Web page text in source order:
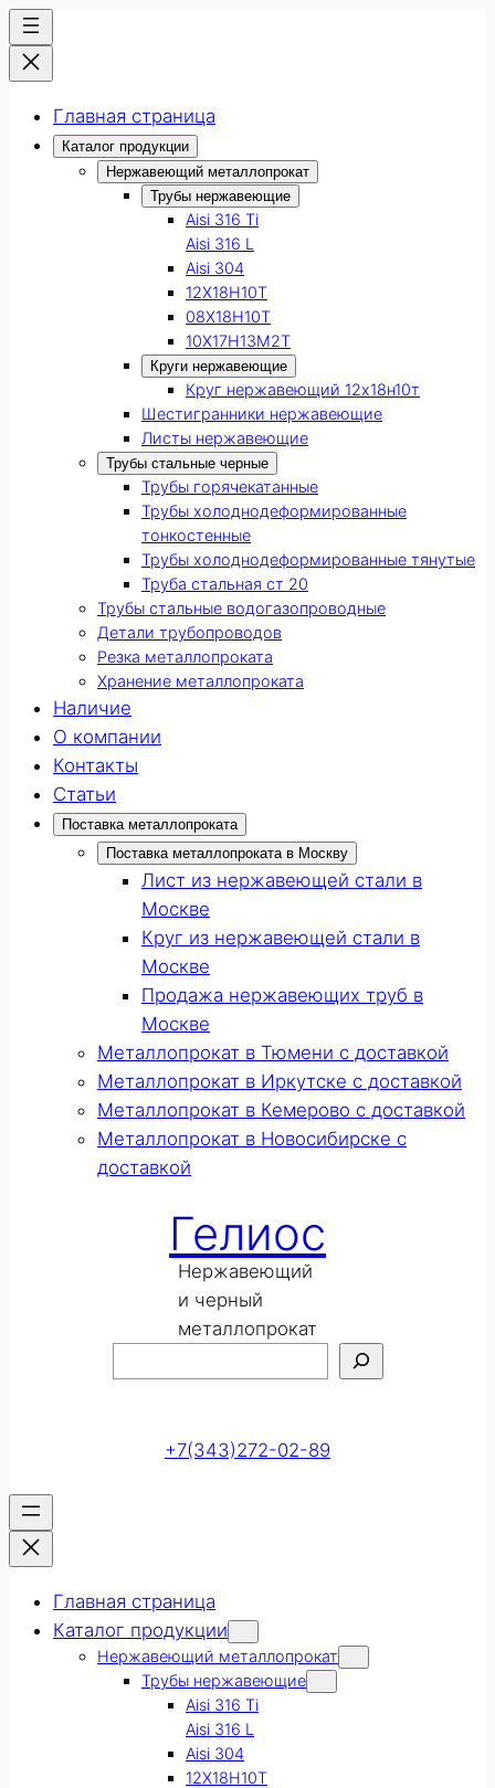
Главная страница
Каталог продукции
Нержавеющий металлопрокат
Трубы нержавеющие
Aisi 316 Ti
Aisi 316 L
Aisi 304
12Х18Н10Т
08Х18Н10Т
10Х17Н13М2Т
Круги нержавеющие
Круг нержавеющий 12х18н10т
Шестигранники нержавеющие
Листы нержавеющие
Трубы стальные черные
Трубы горячекатанные
Трубы холоднодеформированные
тонкостенные
Трубы холоднодеформированные тянутые
Труба стальная ст 20
Трубы стальные водогазопроводные
Детали трубопроводов
Резка металлопроката
Хранение металлопроката
Наличие
О компании
Контакты
Статьи
Поставка металлопроката
Поставка металлопроката в Москву
Лист из нержавеющей стали в
Москве
Круг из нержавеющей стали в
Москве
Продажа нержавеющих труб в
Москве
Металлопрокат в Тюмени с доставкой
Металлопрокат в Иркутске с доставкой
Металлопрокат в Кемерово с доставкой
Металлопрокат в Новосибирске с
доставкой
Гелиос
Нержавеющий
и черный
металлопрокат
+7(343)272-02-89
Главная страница
Каталог продукции
Нержавеющий металлопрокат
Трубы нержавеющие
Aisi 316 Ti
Aisi 316 L
Aisi 304
12Х18Н10Т